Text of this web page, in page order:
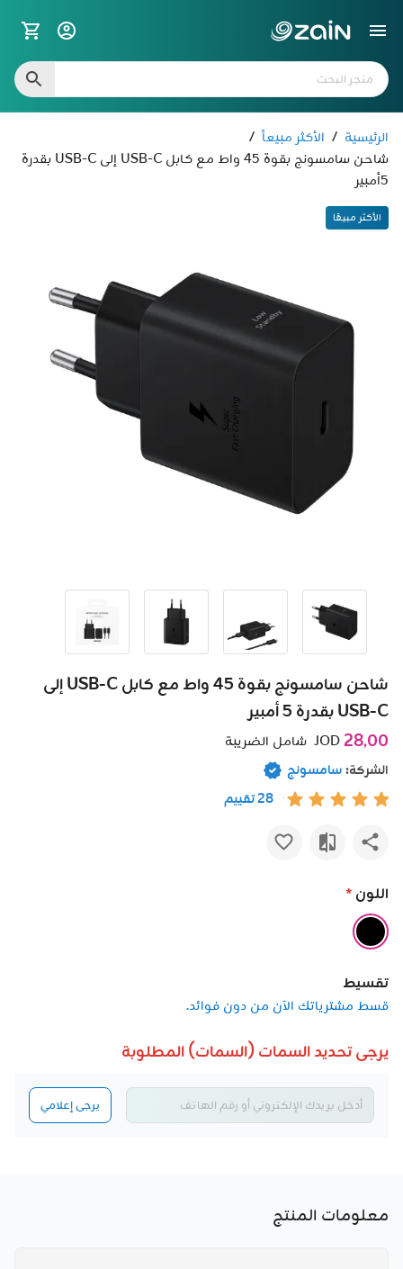
الرئيسية / الأكثر مبيعاً /
5أمبير
الأكثر مبيعًا
شاحن سامسونج بقوة 45 واط مع كابل ‎USB-C إلى
USB-C بقدرة ‎ 5أمبير
28٫00
شامل الضريبة
الشركة:سامسونج
28 تقييم
اللون *
تقسيط
قسط مشترياتك الآن من دون فوائد.
يرجى تحديد السمات (السمات) المطلوبة
يرجى إعلامي
معلومات المنتج